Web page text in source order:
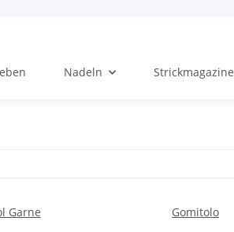
Nadeln Strickmagazine
Garne Gomitolo